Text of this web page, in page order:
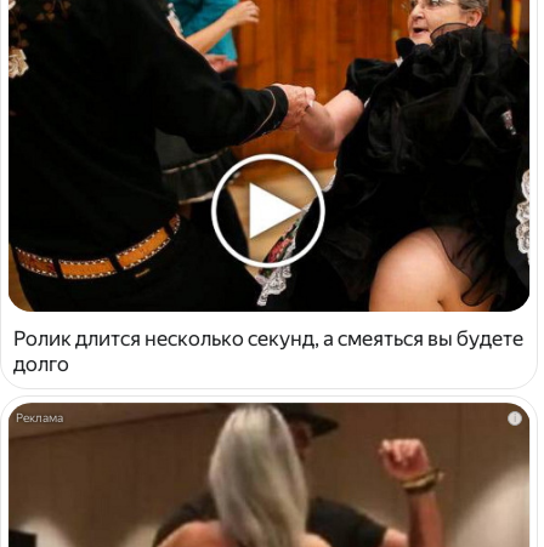
Ролик длится несколько секунд, а смеяться вы будете
долго
i